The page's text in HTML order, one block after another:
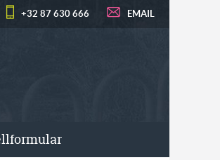
+32 87 630 666 EMAIL